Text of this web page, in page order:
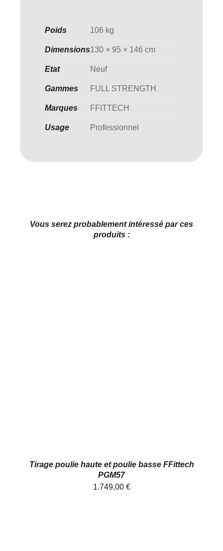
Poids 106 kg
Dimensions130 × 95 × 146 cm
Etat Neuf
Gammes FULL STRENGTH
Marques FFITTECH
Usage Professionnel
Vous serez probablement intéressé par ces
produits :
Tirage poulie haute et poulie basse FFittech
PGM57
1.749,00 €